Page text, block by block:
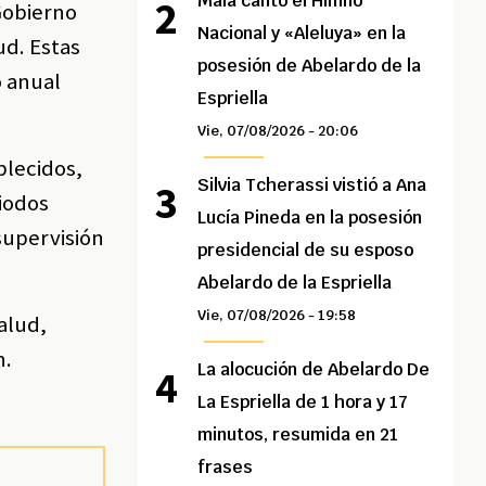
Estas
anual
Nacional y «Aleluya» en la
posesión de Abelardo de la
Espriella
Vie, 07/08/2026 - 20:06
Silvia Tcherassi vistió a Ana
Lucía Pineda en la posesión
presidencial de su esposo
Abelardo de la Espriella
Vie, 07/08/2026 - 19:58
La alocución de Abelardo De
La Espriella de 1 hora y 17
minutos, resumida en 21
frases